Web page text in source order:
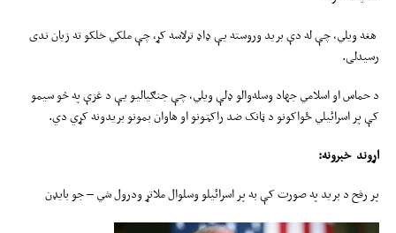
هغه ویلي، چې له دې برید وروسته یې ډاډ ترلاسه کړ، چې ملکي خلکو ته زیان ندی
رسیدلی.
د حماس او اسلامي جهاد وسله‌والو ډلې ویلي، چې جنګياليو یې د غزې په څو سیمو
کې پر اسرائیلي ځواکونو د ټانک ضد راکټونو او هاوان بمونو بریدونه کړي دي.
اړوند خبرونه:
پر رفح د برید په صورت کې به پر اسرائیلو وسلوال ملاتړ ودرول شي – جو بایډن